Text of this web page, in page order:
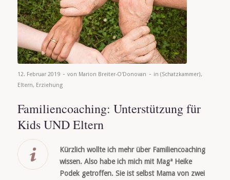
12. Februar 2019 - von Marion Breiter-O'Donovan - in (Schatzkammer),
Eltern, Erziehung
Familiencoaching: Unterstützung für
Kids UND Eltern
Kürzlich wollte ich mehr über Familiencoaching
wissen. Also habe ich mich mit Magª Heike
Podek getroffen. Sie ist selbst Mama von zwei